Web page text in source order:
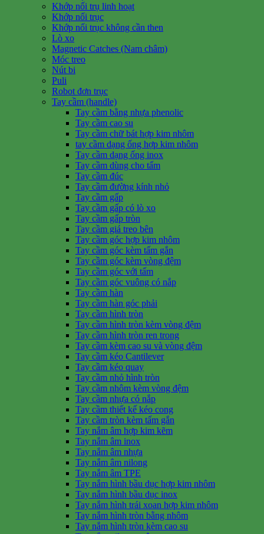
Khớp nối trụ linh hoạt
Khớp nối trục
Khớp nối trục không cần then
Lò xo
Magnetic Catches (Nam châm)
Móc treo
Nút bi
Puli
Robot đơn trục
Tay cầm (handle)
Tay cầm bằng nhựa phenolic
Tay cầm cao su
Tay cầm chữ bát hợp kim nhôm
tay cầm dạng ống hợp kim nhôm
Tay cầm dạng ống inox
Tay cầm dùng cho tấm
Tay cầm đúc
Tay cầm đường kính nhỏ
Tay cầm gấp
Tay cầm gấp có lò xo
Tay cầm gấp tròn
Tay cầm giá treo bên
Tay cầm góc hợp kim nhôm
Tay cầm góc kèm tấm gắn
Tay cầm góc kèm vòng đệm
Tay cầm góc với tấm
Tay cầm góc vuông có nắp
Tay cầm hàn
Tay cầm hàn góc phải
Tay cầm hình tròn
Tay cầm hình tròn kèm vòng đệm
Tay cầm hình tròn ren trong
Tay cầm kèm cao su và vòng đệm
Tay cầm kéo Cantilever
Tay cầm kéo quay
Tay cầm nhỏ hình tròn
Tay cầm nhôm kèm vòng đệm
Tay cầm nhựa có nắp
Tay cầm thiết kế kéo cong
Tay cầm tròn kèm tấm gắn
Tay nắm âm hợp kim kẽm
Tay nắm âm inox
Tay nắm âm nhựa
Tay nắm âm nilong
Tay nắm âm TPE
Tay nắm hình bầu dục hợp kim nhôm
Tay nắm hình bầu dục inox
Tay nắm hình trái xoan hợp kim nhôm
Tay nắm hình tròn bằng nhôm
Tay nắm hình tròn kèm cao su